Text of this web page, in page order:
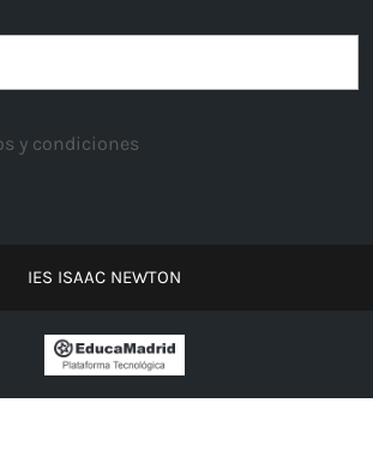
y condiciones
IES ISAAC NEWTON